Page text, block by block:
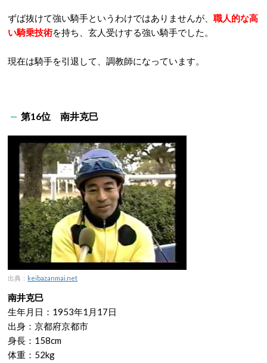
ずば抜けて強い騎手というわけではありませんが、 職人的な高
い騎乗技術を持ち、玄人受けする強い騎手でした。
現在は騎手を引退して、調教師になっています。
第16位 南井克巳
出典： keibazanmai.net
南井克巳
生年月日：1953年1月17日
出身：京都府京都市
身長：158cm
体重：52kg